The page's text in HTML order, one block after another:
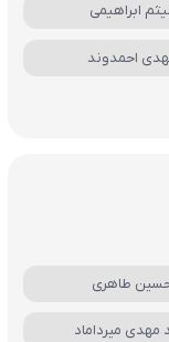
ابراهیمی
احمدوند
طاهری
مهدی میرداماد